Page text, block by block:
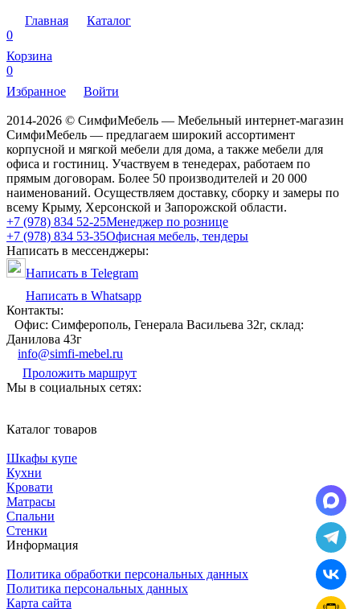
Главная
Каталог
0
Корзина
0
Избранное
Войти
2014-2026 © СимфиМебель — Мебельный интернет-магазин
СимфиМебель — предлагаем широкий ассортимент
корпусной и мягкой мебели для дома, а также мебели для
офиса и гостиниц. Участвуем в тенедерах, работаем по
прямым договорам. Более 50 производителей и 20 000
наименований. Осуществляем доставку, сборку и замеры по
всему Крыму, Херсонской и Запорожской области.
+7 (978) 834 52-25Менеджер по рознице
+7 (978) 834 53-35Офисная мебель, тендеры
Написать в мессенджеры:
Написать в Telegram
Написать в Whatsapp
Контакты:
Офис: Симферополь, Генерала Васильева 32г, склад:
Данилова 43г
info@simfi-mebel.ru
Проложить маршрут
Мы в социальных сетях:
Каталог товаров
Шкафы купе
Кухни
Кровати
Матрасы
Cпальни
Стенки
Информация
Политика обработки персональных данных
Политика персональных данных
Карта сайта